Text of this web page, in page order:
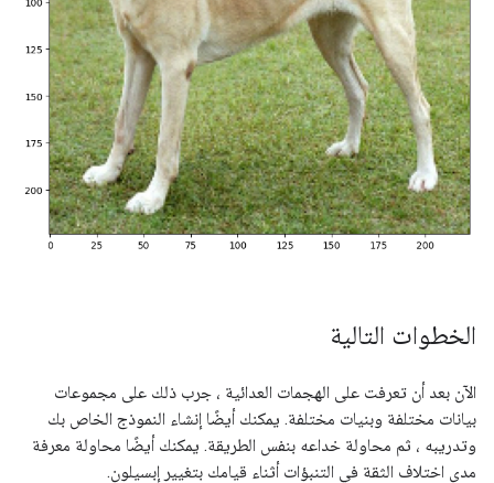
الخطوات التالية
الآن بعد أن تعرفت على الهجمات العدائية ، جرب ذلك على مجموعات
بيانات مختلفة وبنيات مختلفة. يمكنك أيضًا إنشاء النموذج الخاص بك
وتدريبه ، ثم محاولة خداعه بنفس الطريقة. يمكنك أيضًا محاولة معرفة
مدى اختلاف الثقة في التنبؤات أثناء قيامك بتغيير إبسيلون.